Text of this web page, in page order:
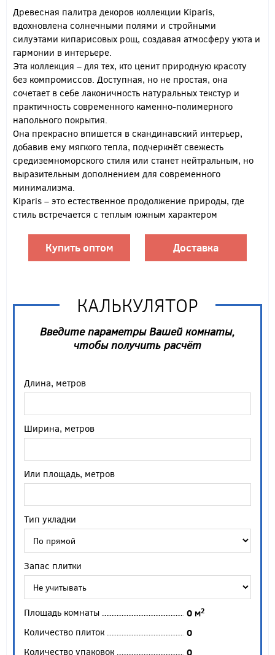
Древесная палитра декоров коллекции Kiparis,
вдохновлена солнечными полями и стройными
силуэтами кипарисовых рощ, создавая атмосферу уюта и
гармонии в интерьере.
Эта коллекция – для тех, кто ценит природную красоту
без компромиссов. Доступная, но не простая, она
сочетает в себе лаконичность натуральных текстур и
практичность современного каменно-полимерного
напольного покрытия.
Она прекрасно впишется в скандинавский интерьер,
добавив ему мягкого тепла, подчеркнёт свежесть
средиземноморского стиля или станет нейтральным, но
выразительным дополнением для современного
минимализма.
Kiparis – это естественное продолжение природы, где
стиль встречается с теплым южным характером
Купить оптом Доставка
КАЛЬКУЛЯТОР
Введите параметры Вашей комнаты,
чтобы получить расчёт
Длина, метров
Ширина, метров
Или площадь, метров
Тип укладки
Запас плитки
Площадь комнаты 0 м2
Количество плиток
0
Количество упаковок
0